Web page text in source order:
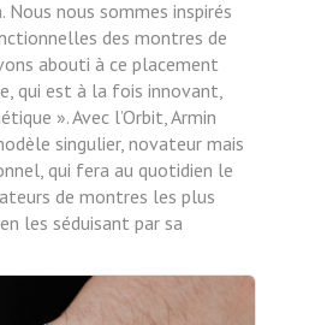
nous sommes inspirés
des montres de
abouti à ce placement
qui est à la fois innovant,
». Avec l’Orbit, Armin
singulier, novateur mais
qui fera au quotidien le
de montres les plus
les séduisant par sa